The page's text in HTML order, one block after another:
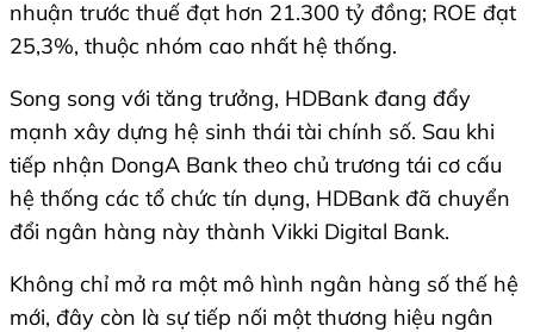
nhuận trước thuế đạt hơn 21.300 tỷ đồng; ROE đạt
25,3%, thuộc nhóm cao nhất hệ thống.
Song song với tăng trưởng, HDBank đang đẩy
mạnh xây dựng hệ sinh thái tài chính số. Sau khi
tiếp nhận DongA Bank theo chủ trương tái cơ cấu
hệ thống các tổ chức tín dụng, HDBank đã chuyển
đổi ngân hàng này thành Vikki Digital Bank.
Không chỉ mở ra một mô hình ngân hàng số thế hệ
mới, đây còn là sự tiếp nối một thương hiệu ngân